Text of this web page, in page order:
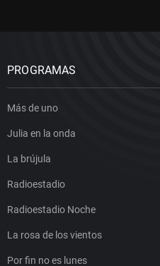
PROGRAMAS
Más de uno
Julia en la onda
La brújula
Radioestadio
Radioestadio Noche
La rosa de los vientos
Por fin no es lunes